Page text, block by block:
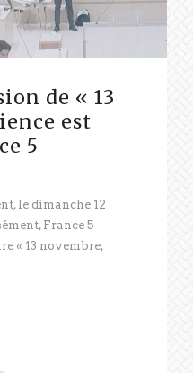
de « 13
est
5
le dimanche 12
France 5
« 13 novembre,